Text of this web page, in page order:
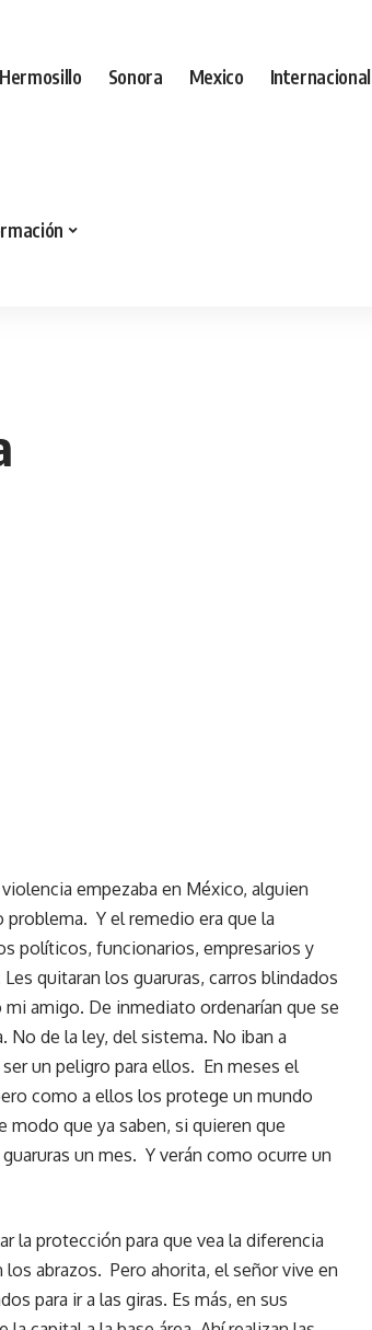
Hermosillo Sonora Mexico Internacional
empezaba en México, alguien
Y el remedio era que la
políticos, funcionarios, empresarios y
quitaran los guaruras, carros blindados
amigo. De inmediato ordenarían que se
de la ley, del sistema. No iban a
un peligro para ellos. En meses el
como a ellos los protege un mundo
modo que ya saben, si quieren que
un mes. Y verán como ocurre un
la protección para que vea la diferencia
abrazos. Pero ahorita, el señor vive en
para ir a las giras. Es más, en sus